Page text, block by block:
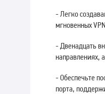
- Легко
мгновенных
- Двенадцать
направлениях,
- Обеспечьте
порта,